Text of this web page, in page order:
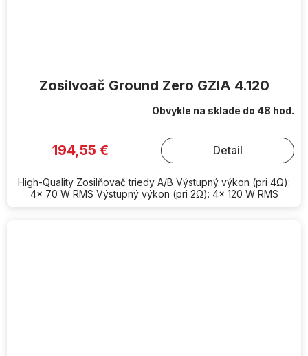
Zosilvoač Ground Zero GZIA 4.120
Obvykle na sklade do 48 hod.
194,55 € Detail
High-Quality Zosilňovač triedy A/B Výstupný výkon (pri 4Ω):
4x 70 W RMS Výstupný výkon (pri 2Ω): 4x 120 W RMS